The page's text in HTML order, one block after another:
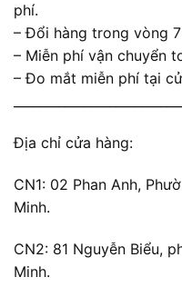
phí.
– Đổi hàng trong vòng
– Miễn phí vận chuyển
– Đo mắt miễn phí tại
Địa chỉ cửa hàng:
CN1: 02 Phan Anh,
Minh.
CN2: 81 Nguyễn Biểu,
Minh.